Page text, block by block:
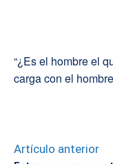
“¿Es el hombre el
carga con el
Artículo anterior